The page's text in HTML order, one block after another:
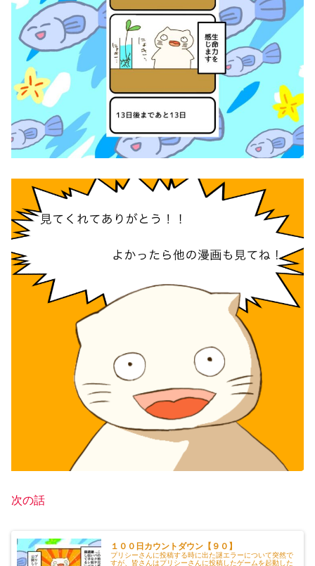
次の話
１００日カウントダウン【９０】
プリシーさんに投稿する時に出た謎エラーについて突然で
すが、皆さんはプリシーさんに投稿したゲームを起動した